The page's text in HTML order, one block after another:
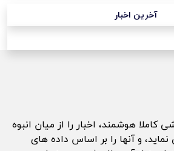
آخرین اخبار
کاملا هوشمند، اخبار را از میان انبوه
و آنها را بر اساس داده های